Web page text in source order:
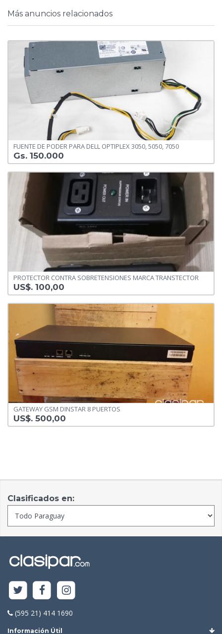
Más anuncios relacionados
FUENTE DE PODER PARA DELL OPTIPLEX 3050, 5050, 7050
Gs. 150.000
PROTECTOR CONTRA SOBRETENSIONES MARCA TRANSTECTOR
US$. 100,00
GATEWAY GSM DINSTAR 8 PUERTOS
US$. 500,00
Clasificados en:
(595 21) 414 1690
Información Útil